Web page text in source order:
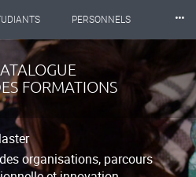
PERSONNELS ⸱⸱⸱
FORMATIONS
organisations, parcours